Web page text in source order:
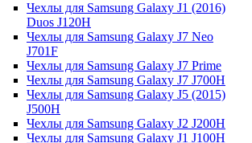
Чехлы для Samsung Galaxy J1 (2016)
Duos J120H
Чехлы для Samsung Galaxy J7 Neo
J701F
Чехлы для Samsung Galaxy J7 Prime
Чехлы для Samsung Galaxy J7 J700H
Чехлы для Samsung Galaxy J5 (2015)
J500H
Чехлы для Samsung Galaxy J2 J200H
Чехлы для Samsung Galaxy J1 J100H